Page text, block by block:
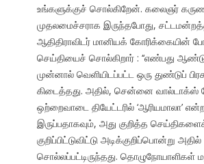
உங்களுக்குச் சொல்கிறேன். கலைஞர்
முதலமைச்சராக இருந்தபோது,
ஆதிதிராவிடர் மானியக் கோரிக்கையின்
செய்தியைச் சொல்கிறார் : ‘‘எண்பது
முன்னால் வெளியிடப்பட்ட ஒரு துண்டுப்
கிடைத்தது. அதில், சென்னை வால்டாக்ஸ்
ஒற்றைவாடை தியேட்டரில் ‘ஆரியமாலா’
இருப்பதாகவும், அது குறித்த
குறிப்பிட்டுவிட்டு அடிக்குறிப்பொன்று அதில்
சொல்லப்பட்டிருந்தது. தொழுநோயாளிகள்